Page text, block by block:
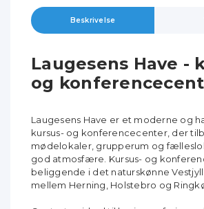
Beskrivelse
Laugesens Have -
og
Laugesens Have er et moderne og
kursus- og konferencecenter, der
mødelokaler, grupperum og
god atmosfære. Kursus- og
beliggende i det naturskønne
mellem Herning, Holstebro og